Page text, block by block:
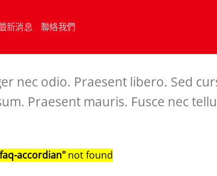
新消息 聯絡我們
nec odio. Praesent libero. Sed
Praesent mauris. Fusce nec
accordian"not found